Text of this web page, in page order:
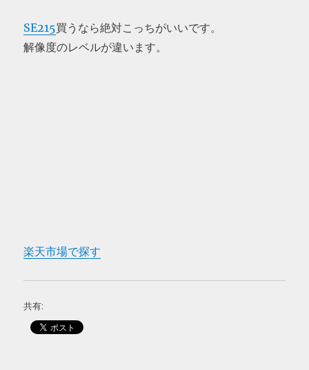
SE215買うなら絶対こっちがいいです。
解像度のレベルが違います。
楽天市場で探す
共有: